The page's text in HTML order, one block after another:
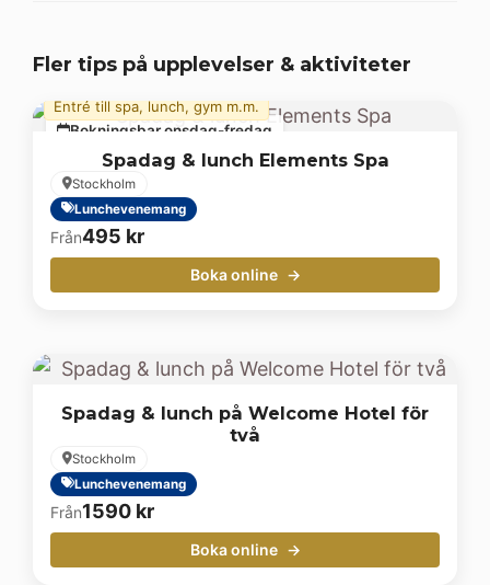
Fler tips på upplevelser & aktiviteter
Bokningsbar onsdag-fredag
Entré till spa, lunch, gym m.m.
Spadag & lunch Elements Spa
Stockholm
Lunchevenemang
Från495 kr
Boka online
Spadag & lunch på Welcome Hotel för
två
Stockholm
Lunchevenemang
Från1590 kr
Boka online